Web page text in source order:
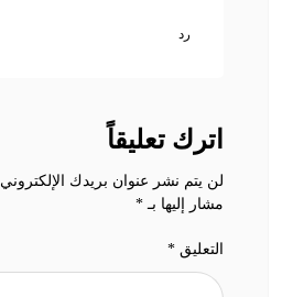
رد
اترك تعليقاً
لن يتم نشر عنوان بريدك الإلكتروني.
مشار إليها بـ*
التعليق*